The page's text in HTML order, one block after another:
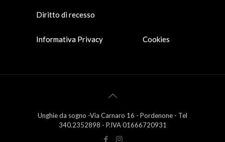
Diritto di recesso
Informativa Privacy Cookies
Unghie da sogno -Via Carnaro 16 - Pordenone - Tel
340.2352898 - P.IVA 01666720931